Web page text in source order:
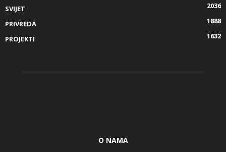
SVIJET
2036
PRIVREDA
1888
PROJEKTI
1632
O NAMA